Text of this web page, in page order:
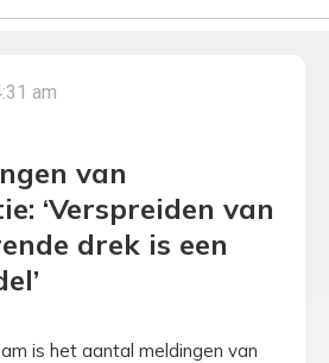
am
van
‘Verspreiden van
drek is een
is het aantal meldingen van